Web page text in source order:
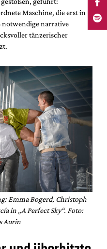
Maschine, die erst in
notwendige narrative
tänzerischer
Emma Bogerd, Christoph
in „A Perfect Sky“. Foto:
Aurin